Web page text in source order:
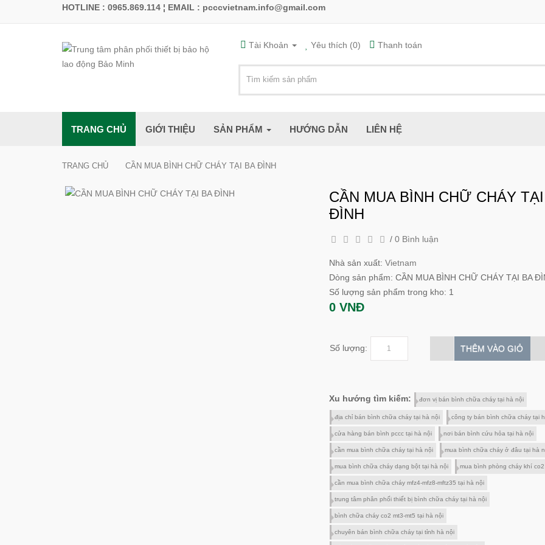
HOTLINE : 0965.869.114 ¦ EMAIL : pcccvietnam.info@gmail.com
Tài Khoản Yêu thích (0) Thanh toán
TRANG CHỦ GIỚI THIỆU SẢN PHẨM HƯỚNG DẪN LIÊN HỆ
TRANG CHỦ CẦN MUA BÌNH CHỮ CHÁY TẠI BA ĐÌNH
CẦN MUA BÌNH CHỮ CHÁY
ĐÌNH
/ 0 Bình luận
Nhà sản xuất: Vietnam
Dòng sản phẩm: CẦN MUA BÌNH CHỮ CHÁY TẠI BA
Số lượng sản phẩm trong kho: 1
0 VNĐ
Số lượng: THÊM VÀO GIỎ
Xu hướng tìm kiếm: đơn vị bán bình chữa cháy tại hà nội
địa chỉ bán bình chữa cháy tại hà nội công ty bán bình chữa cháy tại
cửa hàng bán bình pccc tại hà nội nơi bán bình cứu hỏa tại hà nội
cần mua bình chữa cháy tại hà nội mua bình chữa cháy ở đâu tại hà
mua bình chữa cháy dạng bột tại hà nội mua bình phòng cháy khí
cần mua bình chữa cháy mfz4-mfz8-mftz35 tại hà nội
trung tâm phân phối thiết bị bình chữa cháy tại hà nội
bình chữa cháy co2 mt3-mt5 tại hà nội
chuyên bán bình chữa cháy tại tỉnh hà nội